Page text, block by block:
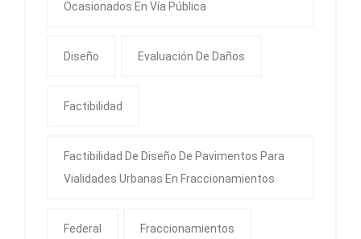
Ocasionados En Vía Pública
Diseño Evaluación De Daños
Factibilidad
Factibilidad De Diseño De Pavimentos Para
Vialidades Urbanas En Fraccionamientos
Federal Fraccionamientos